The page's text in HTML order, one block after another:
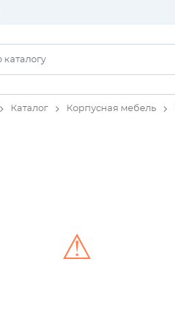
Каталог Корпусная мебель
⚠